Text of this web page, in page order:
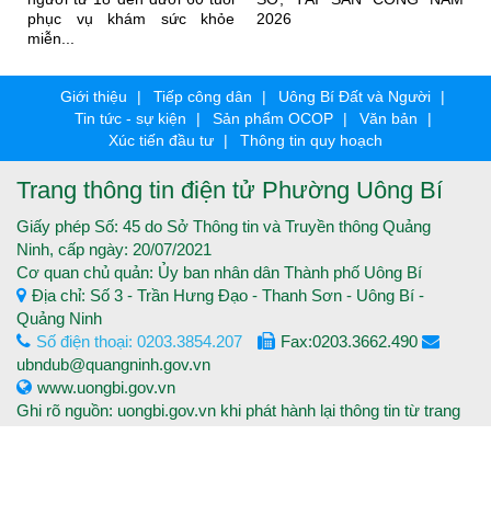
phục vụ khám sức khỏe
miễn...
2026
Giới thiệu Tiếp công dân
Uông Bí Đất và Người
Tin tức - sự kiện
Sản phẩm OCOP
Văn bản
Xúc tiến đầu tư
Thông tin quy hoạch
Trang thông tin điện tử Phường Uông Bí
Giấy phép Số: 45 do Sở Thông tin và Truyền thông Quảng
Ninh, cấp ngày: 20/07/2021
Cơ quan chủ quản: Ủy ban nhân dân Thành phố Uông Bí
Địa chỉ: Số 3 - Trần Hưng Đạo - Thanh Sơn - Uông Bí -
Quảng Ninh
Số điện thoại: 0203.3854.207
Fax:0203.3662.490
ubndub@quangninh.gov.vn
www.uongbi.gov.vn
Ghi rõ nguồn: uongbi.gov.vn khi phát hành lại thông tin từ trang